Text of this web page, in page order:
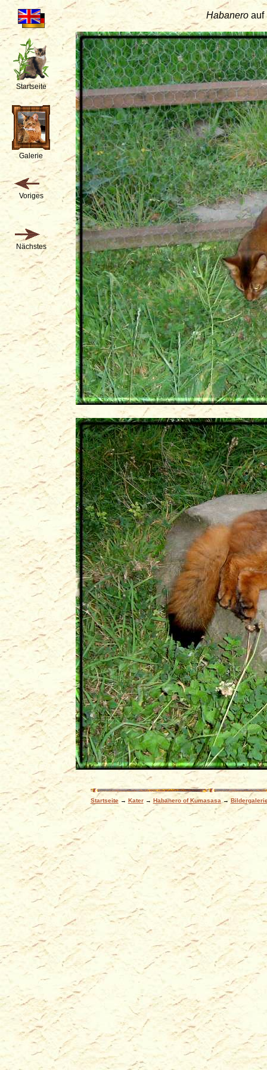
Habanero auf
Startseite → Kater→ Habanero of Kumasasa →
Startseite
Galerie
Voriges
Nächstes